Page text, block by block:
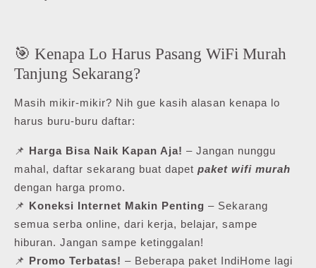
🎯 Kenapa Lo Harus Pasang WiFi Murah
Tanjung Sekarang?
Masih mikir-mikir? Nih gue kasih alasan kenapa lo
harus buru-buru daftar:
📌 Harga Bisa Naik Kapan Aja! – Jangan nunggu
mahal, daftar sekarang buat dapet paket wifi murah
dengan harga promo.
📌 Koneksi Internet Makin Penting – Sekarang
semua serba online, dari kerja, belajar, sampe
hiburan. Jangan sampe ketinggalan!
📌 Promo Terbatas! – Beberapa paket IndiHome lagi